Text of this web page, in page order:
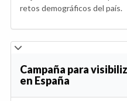
retos demográficos del país.
Campaña para
en España